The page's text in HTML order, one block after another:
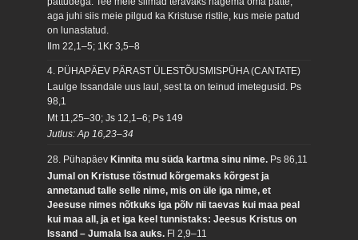
aga juhi siis meie pilgud ka Kristuse ristile, kus meie patud
on lunastatud.
Ilm 22,1–5; 1Kr 3,5–8
4. PÜHAPÄEV PÄRAST ÜLESTÕUSMISPÜHA (CANTATE)
Laulge Issandale uus laul, sest ta on teinud imetegusid. Ps
98,1
Mt 11,25–30; Js 12,1–6; Ps 149
Jutlus: Ap 16,23–34
28. Pühapäev Kinnita mu süda kartma sinu nime. Ps 86,11
Jumal on Kristuse tõstnud kõrgemaks kõrgest ja
annetanud talle selle nime, mis on üle iga nime, et
Jeesuse nimes nõtkuks iga põlv nii taevas kui maa peal
kui maa all, ja et iga keel tunnistaks: Jeesus Kristus on
Issand – Jumala Isa auks. Fl 2,9–11